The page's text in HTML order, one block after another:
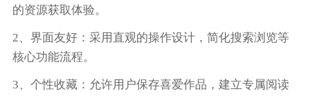
的资源获取体验。
2、界面友好：采用直观的操作设计，简化搜索浏览等
核心功能流程。
3、个性收藏：允许用户保存喜爱作品，建立专属阅读